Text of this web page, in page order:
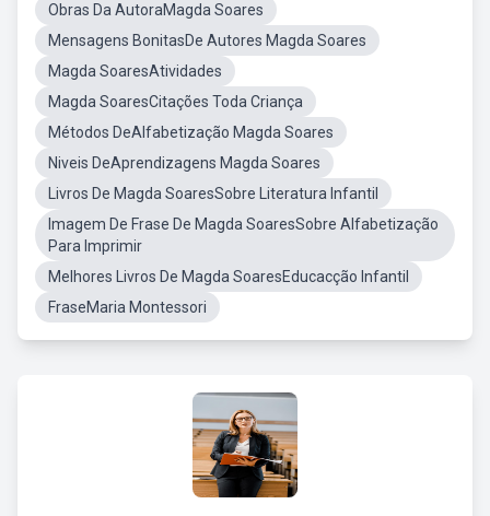
Obras Da AutoraMagda Soares
Mensagens BonitasDe Autores Magda Soares
Magda SoaresAtividades
Magda SoaresCitações Toda Criança
Métodos DeAlfabetização Magda Soares
Niveis DeAprendizagens Magda Soares
Livros De Magda SoaresSobre Literatura Infantil
Imagem De Frase De Magda SoaresSobre Alfabetização
Para Imprimir
Melhores Livros De Magda SoaresEducacção Infantil
FraseMaria Montessori